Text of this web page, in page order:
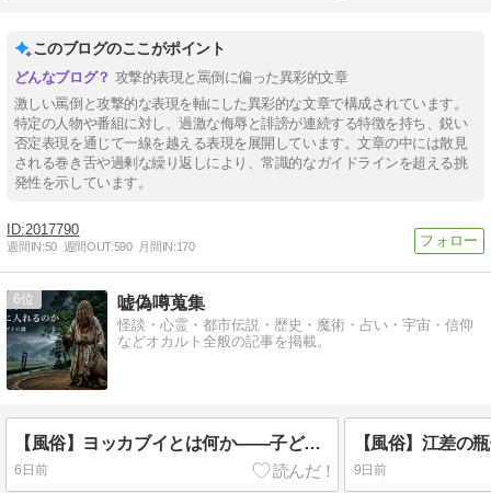
このブログのここがポイント
攻撃的表現と罵倒に偏った異彩的文章
激しい罵倒と攻撃的な表現を軸にした異彩的な文章で構成されています。
特定の人物や番組に対し、過激な侮辱と誹謗が連続する特徴を持ち、鋭い
否定表現を通じて一線を越える表現を展開しています。文章の中には散見
される巻き舌や過剰な繰り返しにより、常識的なガイドラインを超える挑
発性を示しています。
2017790
週間IN:50 週間OUT:590 月間IN:170
6 嘘偽噂蒐集
怪談・心霊・都市伝説・歴史・魔術・占い・宇宙・信仰
などオカルト全般の記事を掲載。
【風俗】ヨッカブイとは何か――子どもをカマスへ入れる水神祭と高橋十八度踊り【鹿児島県】
6日前 9日前